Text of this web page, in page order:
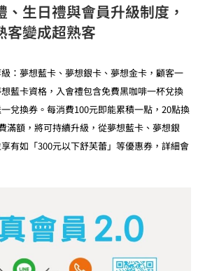
、生日禮與會員升級制度，
客變成超熟客
：夢想藍卡、夢想銀卡、夢想金卡，顧客一
藍卡資格，入會禮包含免費黑咖啡一杯兌換
兌換券。每消費100元即能累積一點，20點換
滿額，將可持續升級，從夢想藍卡、夢想銀
有如「300元以下舒芙蕾」等優惠券，詳細會